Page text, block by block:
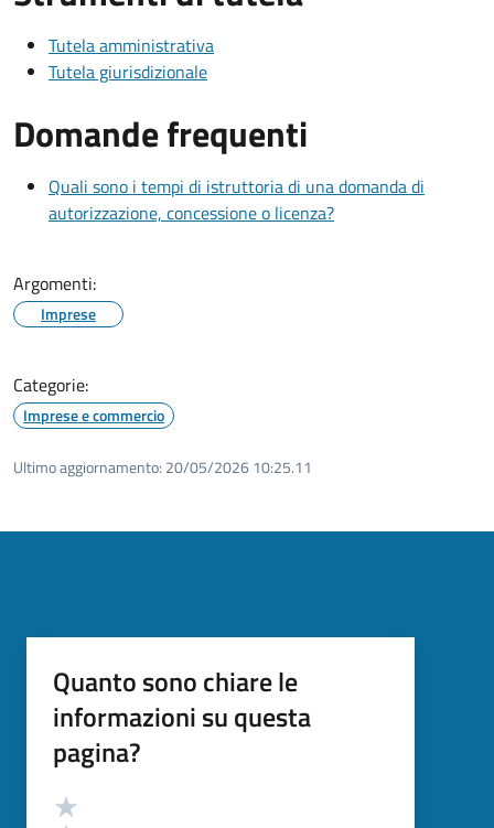
Tutela amministrativa
Tutela giurisdizionale
Domande frequenti
Quali sono i tempi di istruttoria di una domanda di
autorizzazione, concessione o licenza?
Argomenti:
Imprese
Categorie:
Imprese e commercio
Ultimo aggiornamento: 20/05/2026 10:25.11
Quanto sono chiare le
informazioni su questa
pagina?
Valutazione